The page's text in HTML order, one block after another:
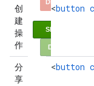
创
建
操
作
<button
分
享
<button